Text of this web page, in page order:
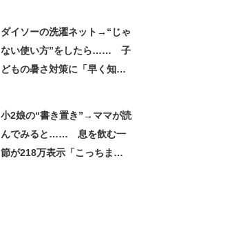
ダイソーの洗濯ネット→“じゃ
ない使い方”をしたら…… 子
どもの暑さ対策に「早く知り
小2娘の“書き置き”→ママが読
んでみると…… 息を飲む一
節が218万表示「こっちまで